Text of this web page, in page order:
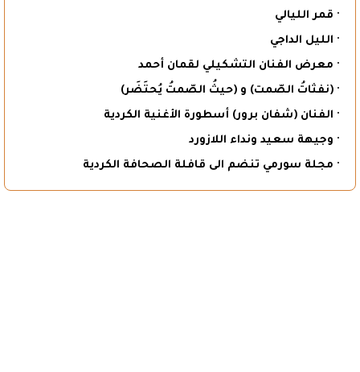
· قمر الليالي
· الليل الداجي
· معرض الفنان التشكيلي لقمان أحمد
· (نفثاتُ الصّمت) و (حيثُ الصّمتُ يُحتَضَر)
· الفنان (شفان برور) أسطورة الأغنية الكردية
· وجيهة سعيد ونداء اللازورد
· مجلة سورمي تنضم الى قافلة الصحافة الكردية